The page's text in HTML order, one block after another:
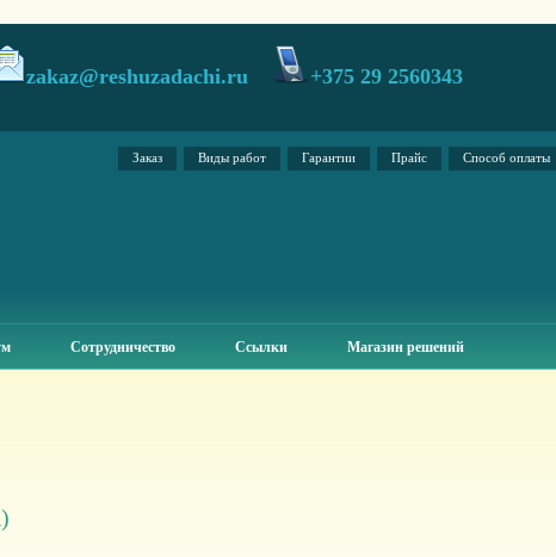
zakaz@reshuzadachi.ru +375 29 2560343
Заказ Виды работ Гарантии Прайс Способ оплаты
Сотрудничество Ссылки Магазин решений